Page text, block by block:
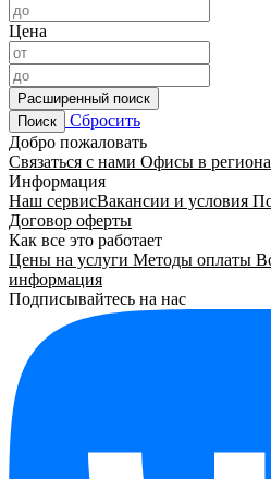
Цена
Расширенный поиск
Поиск
Сбросить
Добро пожаловать
Связаться с нами Офисы в
Информация
Наш сервисВакансии и условия
Договор оферты
Как все это работает
Цены на услуги Методы оплаты
информация
Подписывайтесь на нас